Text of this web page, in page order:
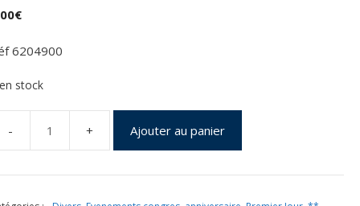
€
6204900
stock
Ajouter au panier